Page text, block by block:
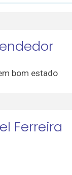
bom estado
Ferreira